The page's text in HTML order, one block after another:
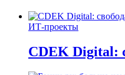
ИТ-проекты
CDEK Digital: